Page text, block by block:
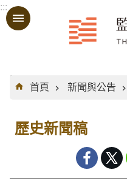
跳到主要內容區塊
:::
:::
首頁
新聞與公告
歷史新聞稿